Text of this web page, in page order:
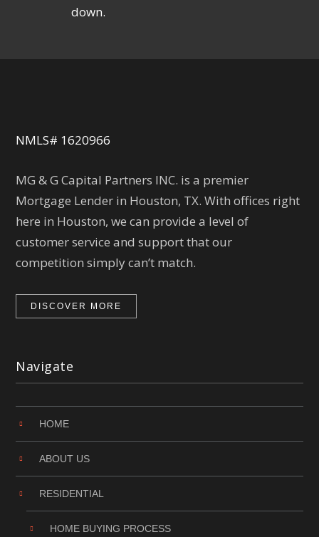
down.
NMLS# 1620966
MG & G Capital Partners INC. is a premier
Mortgage Lender in Houston, TX. With offices right
here in Houston, we can provide a level of
customer service and support that our
competition simply can’t match.
DISCOVER MORE
Navigate
HOME
ABOUT US
RESIDENTIAL
HOME BUYING PROCESS